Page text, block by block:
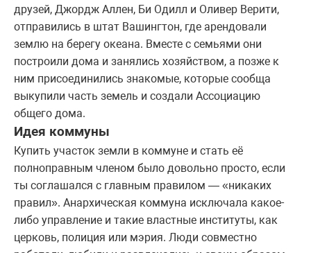
друзей, Джордж Аллен, Би Одилл и Оливер Верити,
отправились в штат Вашингтон, где арендовали
землю на берегу океана. Вместе с семьями они
построили дома и занялись хозяйством, а позже к
ним присоединились знакомые, которые сообща
выкупили часть земель и создали Ассоциацию
общего дома.
Идея коммуны
Купить участок земли в коммуне и стать её
полноправным членом было довольно просто, если
ты соглашался с главным правилом — «никаких
правил». Анархическая коммуна исключала какое-
либо управление и такие властные институты, как
церковь, полиция или мэрия. Люди совместно